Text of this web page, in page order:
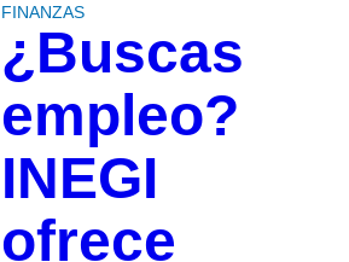
FINANZAS
¿Buscas
empleo?
INEGI
ofrece